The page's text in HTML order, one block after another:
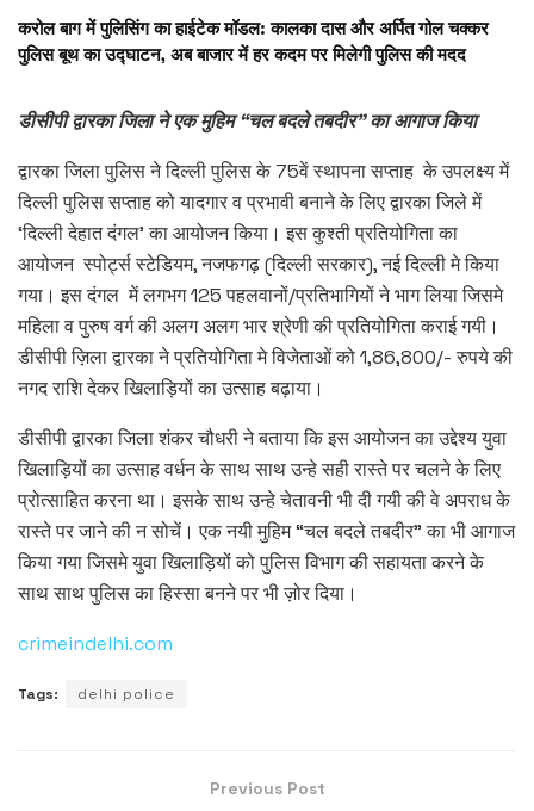
करोल बाग में पुलिसिंग का हाईटेक मॉडल: कालका दास और अर्पित गोल चक्कर
पुलिस बूथ का उद्घाटन, अब बाजार में हर कदम पर मिलेगी पुलिस की मदद
डीसीपी द्वारका जिला ने एक मुहिम “चल बदले तबदीर” का आगाज किया
द्वारका जिला पुलिस ने दिल्ली पुलिस के 75वें स्थापना सप्ताह के उपलक्ष्य में
दिल्ली पुलिस सप्ताह को यादगार व प्रभावी बनाने के लिए द्वारका जिले में
‘दिल्ली देहात दंगल’ का आयोजन किया। इस कुश्ती प्रतियोगिता का
आयोजन स्पोर्ट्स स्टेडियम, नजफगढ़ (दिल्ली सरकार), नई दिल्ली मे किया
गया। इस दंगल में लगभग 125 पहलवानों/प्रतिभागियों ने भाग लिया जिसमे
महिला व पुरुष वर्ग की अलग अलग भार श्रेणी की प्रतियोगिता कराई गयी।
डीसीपी ज़िला द्वारका ने प्रतियोगिता मे विजेताओं को 1,86,800/- रुपये की
नगद राशि देकर खिलाड़ियों का उत्साह बढ़ाया।
डीसीपी द्वारका जिला शंकर चौधरी ने बताया कि इस आयोजन का उद्देश्य युवा
खिलाड़ियों का उत्साह वर्धन के साथ साथ उन्हे सही रास्ते पर चलने के लिए
प्रोत्साहित करना था। इसके साथ उन्हे चेतावनी भी दी गयी की वे अपराध के
रास्ते पर जाने की न सोचें। एक नयी मुहिम “चल बदले तबदीर” का भी आगाज
किया गया जिसमे युवा खिलाड़ियों को पुलिस विभाग की सहायता करने के
साथ साथ पुलिस का हिस्सा बनने पर भी ज़ोर दिया।
crimeindelhi.com
Tags: delhi police
Previous Post